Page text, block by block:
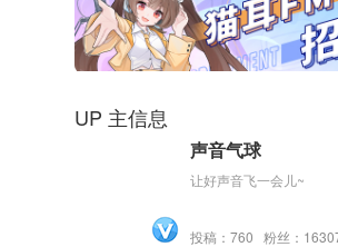
UP 主信息
声音气球
让好声音飞一会儿~
投稿：760 粉丝：